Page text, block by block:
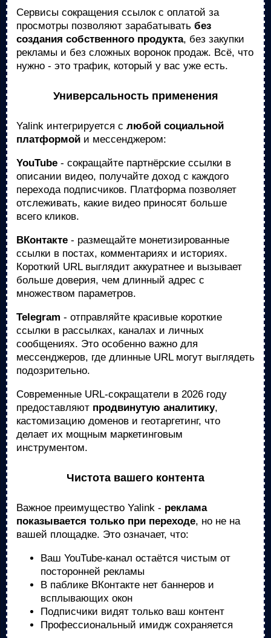
Сервисы сокращения ссылок с оплатой за
просмотры позволяют зарабатывать без
создания собственного продукта, без закупки
рекламы и без сложных воронок продаж. Всё, что
нужно - это трафик, который у вас уже есть.
Универсальность применения
Yalink интегрируется с любой социальной
платформой и мессенджером:
YouTube - сокращайте партнёрские ссылки в
описании видео, получайте доход с каждого
перехода подписчиков. Платформа позволяет
отслеживать, какие видео приносят больше
всего кликов.
ВКонтакте - размещайте монетизированные
ссылки в постах, комментариях и историях.
Короткий URL выглядит аккуратнее и вызывает
больше доверия, чем длинный адрес с
множеством параметров.
Telegram - отправляйте красивые короткие
ссылки в рассылках, каналах и личных
сообщениях. Это особенно важно для
мессенджеров, где длинные URL могут выглядеть
подозрительно.
Современные URL-сокращатели в 2026 году
предоставляют продвинутую аналитику,
кастомизацию доменов и геотаргетинг, что
делает их мощным маркетинговым
инструментом.
Чистота вашего контента
Важное преимущество Yalink - реклама
показывается только при переходе, но не на
вашей площадке. Это означает, что:
Ваш YouTube-канал остаётся чистым от
посторонней рекламы
В паблике ВКонтакте нет баннеров и
всплывающих окон
Подписчики видят только ваш контент
Профессиональный имидж сохраняется